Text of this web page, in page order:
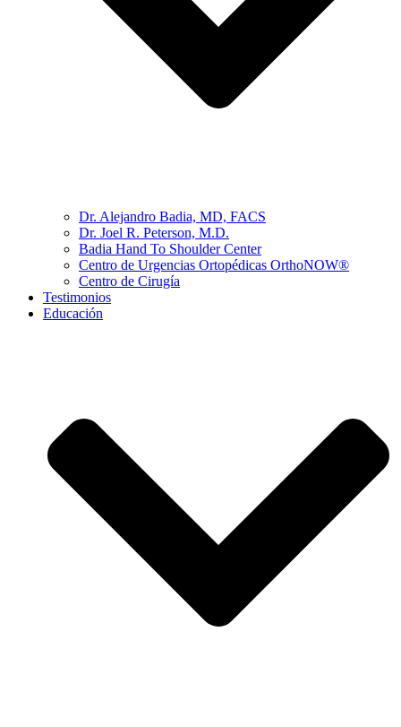
Dr. Alejandro Badia, MD, FACS
Dr. Joel R. Peterson, M.D.
Badia Hand To Shoulder Center
Centro de Urgencias Ortopédicas OrthoNOW®
Centro de Cirugía
Testimonios
Educación